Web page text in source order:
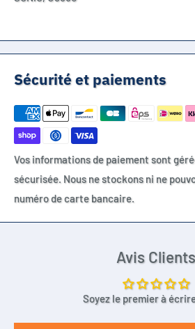
Sécurité et paiements
Vos informations de paiement sont
sécurisée. Nous ne stockons ni ne
numéro de carte bancaire.
Avis Clients
Soyez le premier à